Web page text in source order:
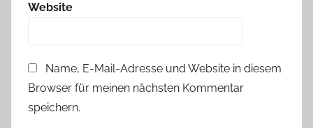
Website
Name, E-Mail-Adresse und Website in diesem
Browser für meinen nächsten Kommentar
speichern.